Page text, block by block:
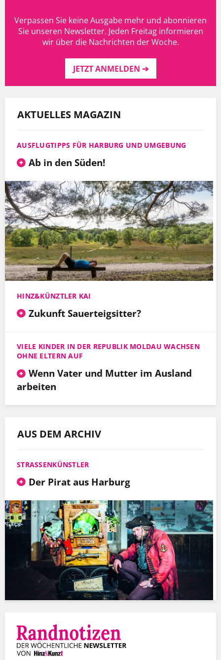
Verpassen Sie keine Ausgabe mehr und abonnieren
Sie unseren Newsletter. Jeden Freitag informieren
wir über die Nachrichten der Woche.
JETZT ANMELDEN ➔
AKTUELLES MAGAZIN
AUSFLUGTIPPS FÜR HARBURG UND UMGEBUNG
Ab in den Süden!
HINZ&KÜNZTLER KAI
Zukunft Sauerteigsitter?
VIELE KINDER IN DER REPUBLIK MOLDAU WACHSEN
OHNE ELTERN AUF
Wenn Vater und Mutter im Ausland
arbeiten
AUS DEM ARCHIV
STRASSENKÜNSTLER
Der Pirat aus Harburg